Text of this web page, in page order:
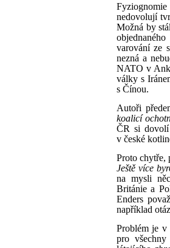
Fyziognomie
nedovolují
Možná by
varování ze
nezná a
NATO v
války s
s Čínou.
Autoři
koalicí
ČR si
v české
Proto chytře,
Ještě více
na mysli
Británie a
Enders
například
Problém je v
pro všechny